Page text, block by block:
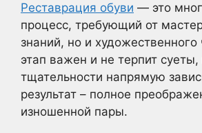
Реставрация обуви — это
процесс, требующий от
знаний, но и
этап важен и не терпит суеты,
тщательности напрямую
результат – полное
изношенной пары.